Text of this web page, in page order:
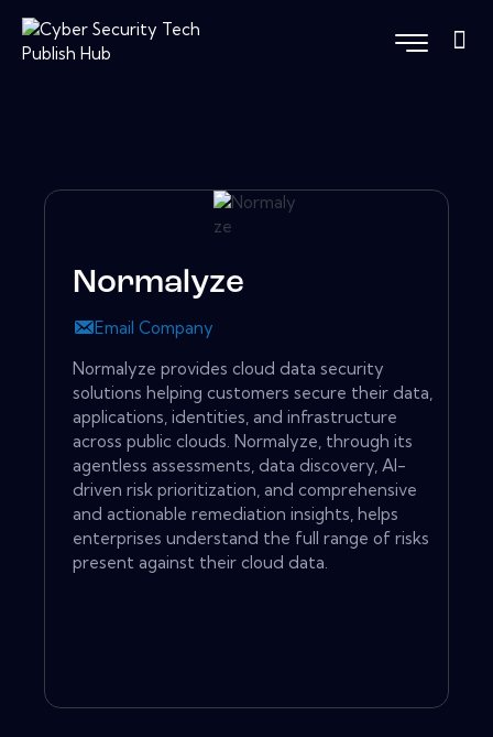
Normalyze
Email Company
Normalyze provides cloud data security
solutions helping customers secure their data,
applications, identities, and infrastructure
across public clouds. Normalyze, through its
agentless assessments, data discovery, AI-
driven risk prioritization, and comprehensive
and actionable remediation insights, helps
enterprises understand the full range of risks
present against their cloud data.